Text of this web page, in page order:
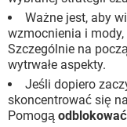
Ważne jest, aby
wzmocnienia i
Szczególnie na
wytrwałe aspekty.
Jeśli dopiero
skoncentrować się
Pomogą